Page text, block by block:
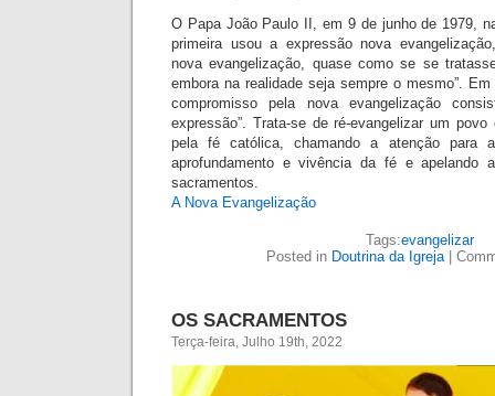
O Papa João Paulo II, em 9 de junho de 1979,
primeira usou a expressão nova
nova evangelização, quase como se se
embora na realidade seja sempre o mesmo”.
compromisso pela nova evangelização
expressão”. Trata-se de ré-evangelizar um
pela fé católica, chamando a atenção para
aprofundamento e vivência da fé e apelando
sacramentos.
A Nova Evangelização
Tags:evangelizar
Posted in Doutrina da Igreja|
OS SACRAMENTOS
Terça-feira, Julho 19th, 2022